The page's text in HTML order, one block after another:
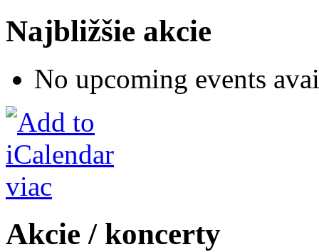
Najbližšie akcie
No upcoming events
viac
Akcie / koncerty